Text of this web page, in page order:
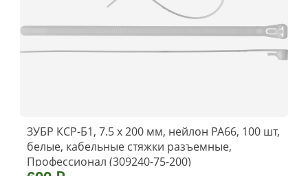
ЗУБР КСР-Б1, 7.5 x 200 мм, нейлон РА66, 100 шт,
белые, кабельные стяжки разъемные,
Профессионал (309240-75-200)